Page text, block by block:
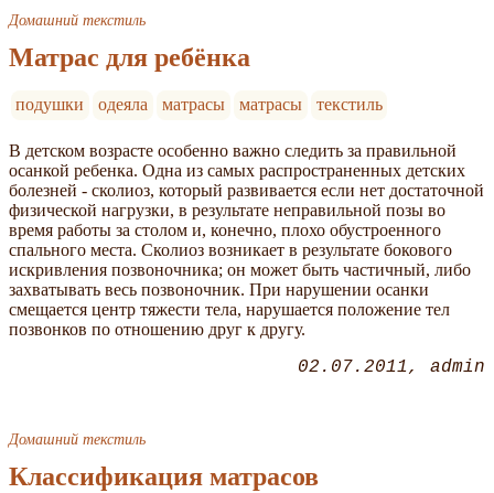
Домашний текстиль
Матрас для ребёнка
подушки одеяла матрасы матрасы текстиль
В детском возрасте особенно важно следить за правильной
осанкой ребенка. Одна из самых распространенных детских
болезней - сколиоз, который развивается если нет достаточной
физической нагрузки, в результате неправильной позы во
время работы за столом и, конечно, плохо обустроенного
спального места. Сколиоз возникает в результате бокового
искривления позвоночника; он может быть частичный, либо
захватывать весь позвоночник. При нарушении осанки
смещается центр тяжести тела, нарушается положение тел
позвонков по отношению друг к другу.
02.07.2011 admin
Домашний текстиль
Классификация матрасов